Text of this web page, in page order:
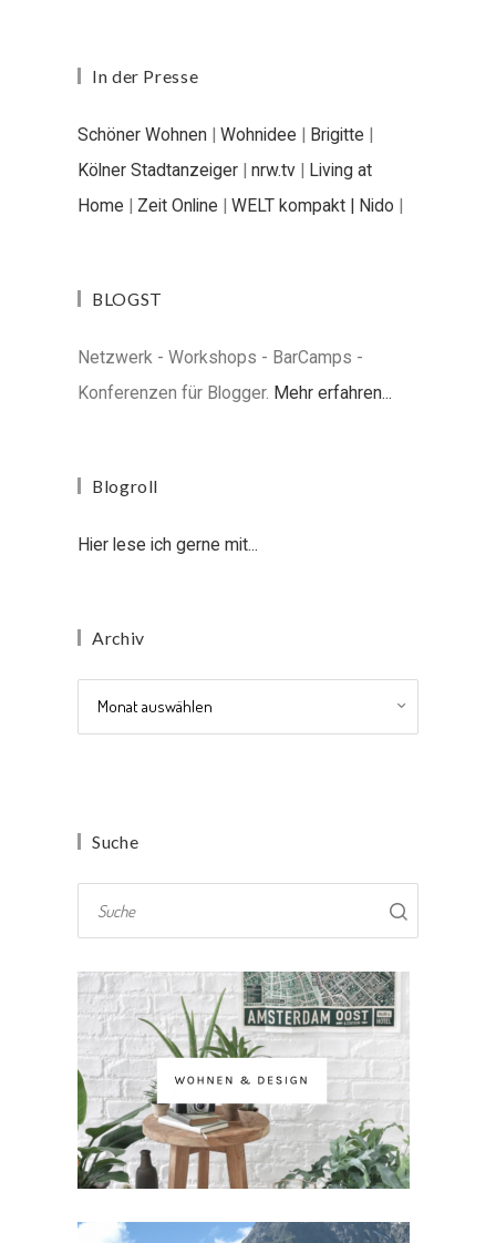
In der Presse
Schöner Wohnen | Wohnidee | Brigitte |
Kölner Stadtanzeiger | nrw.tv | Living at
Home | Zeit Online | WELT kompakt | Nido |
BLOGST
Netzwerk - Workshops - BarCamps -
Konferenzen für Blogger. Mehr erfahren...
Blogroll
Hier lese ich gerne mit...
Archiv
Suche